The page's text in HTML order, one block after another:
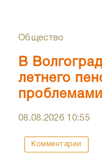
Общество
В
летнего
08.08.2026 10:55
Комментарии